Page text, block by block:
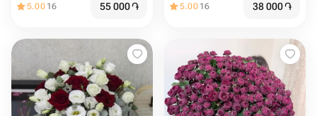
5.00 16 55 000֏ 5.00 16 38 000֏